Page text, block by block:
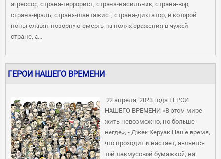
агрессор, страна-террорист, страна-насильник, страна-вор,
страна-враль, страна-шантажист, страна-диктатор, в которой
попы славят позорную смерть на полях сражения в чужой
стране, а...
ГЕРОИ НАШЕГО ВРЕМЕНИ
22 апреля, 2023 года ГЕРОИ
НАШЕГО ВРЕМЕНИ «В этом мире
жить невозможно, но больше
негде», - Джек Керуак Наше время,
что проходит и настает, является
той лакмусовой бумажкой, на